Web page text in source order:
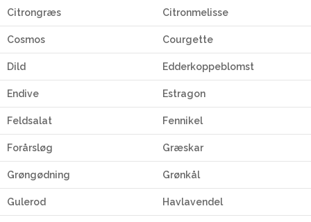
Citrongræs Citronmelisse
Cosmos Courgette
Dild Edderkoppeblomst
Endive Estragon
Feldsalat Fennikel
Forårsløg Græskar
Grøngødning Grønkål
Gulerod Havlavendel